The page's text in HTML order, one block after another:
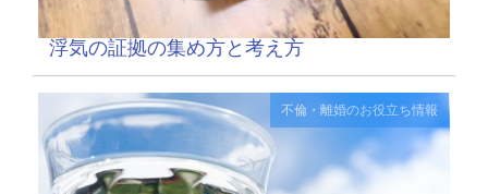
浮気の証拠の集め方と考え方
不倫・離婚のお役立ち情報